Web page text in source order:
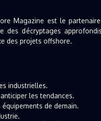
Magazine est le
décryptages
des projets offshore.
industrielles.
les tendances.
de demain.